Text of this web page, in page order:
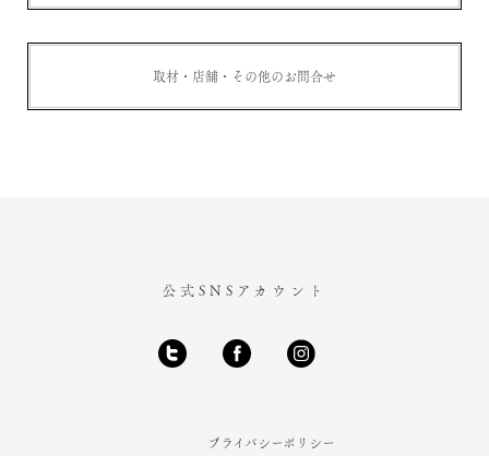
取材・店舗・その他のお問合せ
公式SNSアカウント
プライバシーポリシー